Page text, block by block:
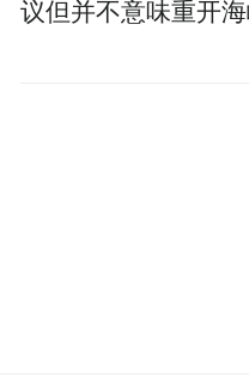
议但并不意味重开